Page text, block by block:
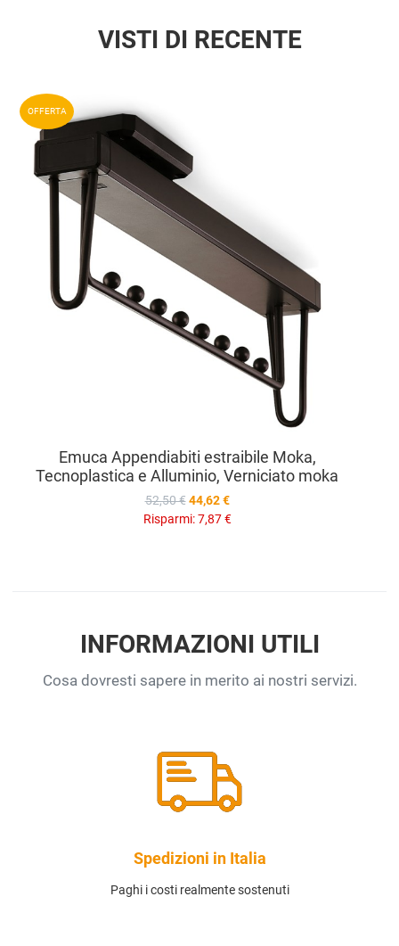
VISTI DI RECENTE
OFFERTA
Emuca Appendiabiti estraibile Moka,
Tecnoplastica e Alluminio, Verniciato moka
52,50 € 44,62 €
Risparmi:7,87 €
INFORMAZIONI UTILI
Cosa dovresti sapere in merito ai nostri servizi.
Spedizioni in Italia
Paghi i costi realmente sostenuti